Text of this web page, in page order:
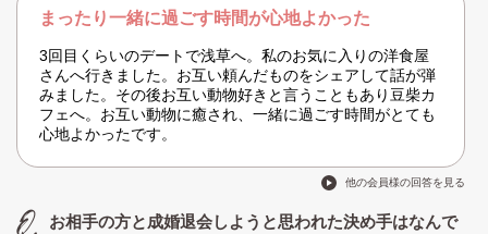
まったり一緒に過ごす時間が心地よかった
3回目くらいのデートで浅草へ。私のお気に入りの洋食屋
さんへ行きました。お互い頼んだものをシェアして話が弾
みました。その後お互い動物好きと言うこともあり豆柴カ
フェへ。お互い動物に癒され、一緒に過ごす時間がとても
心地よかったです。
他の会員様の回答を見る
お相手の方と成婚退会しようと思われた決め手はなんで